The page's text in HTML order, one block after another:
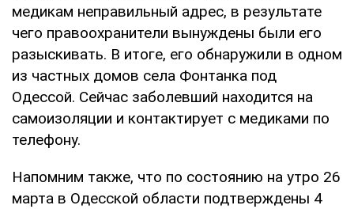
медикам неправильный адрес, в результате
чего правоохранители вынуждены были его
разыскивать. В итоге, его обнаружили в одном
из частных домов села Фонтанка под
Одессой. Сейчас заболевший находится на
самоизоляции и контактирует с медиками по
телефону.
Напомним также, что по состоянию на утро 26
марта в Одесской области подтверждены 4